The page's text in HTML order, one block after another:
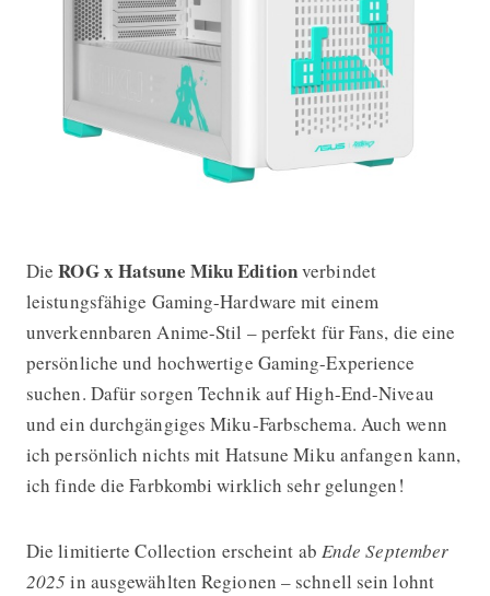
DieROG x Hatsune Miku Editionverbindet
leistungsfähige Gaming-Hardware mit einem
unverkennbaren Anime-Stil – perfekt für Fans, die eine
persönliche und hochwertige Gaming-Experience
suchen. Dafür sorgen Technik auf High-End-Niveau
und ein durchgängiges Miku-Farbschema. Auch wenn
ich persönlich nichts mit Hatsune Miku anfangen kann,
ich finde die Farbkombi wirklich sehr gelungen!
Die limitierte Collection erscheint ab Ende September
2025in ausgewählten Regionen – schnell sein lohnt